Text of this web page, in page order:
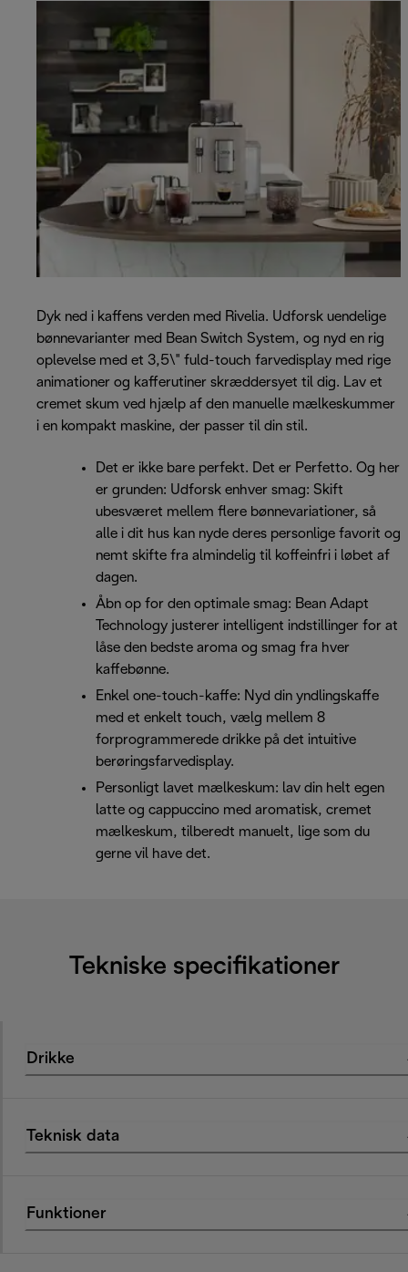
Dyk ned i kaffens verden med Rivelia. Udforsk uendelige
bønnevarianter med Bean Switch System, og nyd en rig
oplevelse med et 3,5\" fuld-touch farvedisplay med rige
animationer og kafferutiner skræddersyet til dig. Lav et
cremet skum ved hjælp af den manuelle mælkeskummer
i en kompakt maskine, der passer til din stil.
Det er ikke bare perfekt. Det er Perfetto. Og her
er grunden: Udforsk enhver smag: Skift
ubesværet mellem flere bønnevariationer, så
alle i dit hus kan nyde deres personlige favorit og
nemt skifte fra almindelig til koffeinfri i løbet af
dagen.
Åbn op for den optimale smag: Bean Adapt
Technology justerer intelligent indstillinger for at
låse den bedste aroma og smag fra hver
kaffebønne.
Enkel one-touch-kaffe: Nyd din yndlingskaffe
med et enkelt touch, vælg mellem 8
forprogrammerede drikke på det intuitive
berøringsfarvedisplay.
Personligt lavet mælkeskum: lav din helt egen
latte og cappuccino med aromatisk, cremet
mælkeskum, tilberedt manuelt, lige som du
gerne vil have det.
Tekniske specifikationer
Drikke
Teknisk data
Funktioner